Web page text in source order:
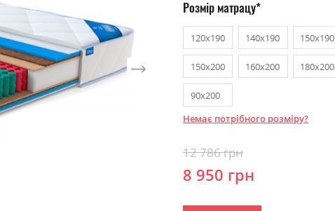
Розмір матрацу
120х190 140х190 150х190
150х200 160х200 180х200
90х200
Немає потрібного розміру?
8 950 грн
12 786 грн